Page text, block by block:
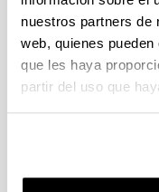
nuestros partners de
web, quienes
que les haya
partir del uso que
Se ha publicado la
Bioeconomía 2023 -
bioeconomía